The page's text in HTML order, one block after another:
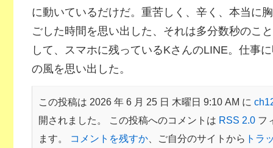
に動いているだけだ。重苦しく、辛く、本当に
ごした時間を思い出した、それは多分数秒のこ
して、スマホに残っているKさんのLINE。仕事
の風を思い出した。
この投稿は 2026 年 6 月 25 日 木曜日 9:10 AM に
開されました。 この投稿へのコメントは RSS 2.0フ
ます。
コメントを残すか、ご自分のサイトから トラ